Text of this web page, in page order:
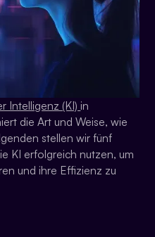
Intelligenz (KI)in
die Art und Weise, wie
stellen wir fünf
KI erfolgreich nutzen, um
und ihre Effizienz zu